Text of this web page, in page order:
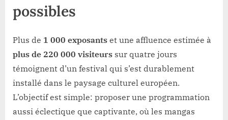
possibles
Plus de 1 000 exposants et une affluence estimée à
plus de 220 000 visiteurs sur quatre jours
témoignent d’un festival qui s’est durablement
installé dans le paysage culturel européen.
L’objectif est simple: proposer une programmation
aussi éclectique que captivante, où les mangas